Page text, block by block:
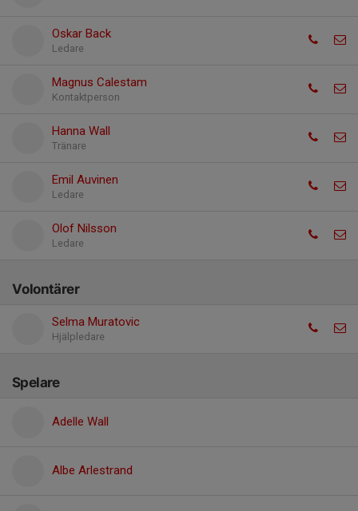
Oskar Back
Ledare
Magnus Calestam
Kontaktperson
Hanna Wall
Tränare
Emil Auvinen
Ledare
Olof Nilsson
Ledare
Volontärer
Selma Muratovic
Hjälpledare
Spelare
Adelle Wall
Albe Arlestrand